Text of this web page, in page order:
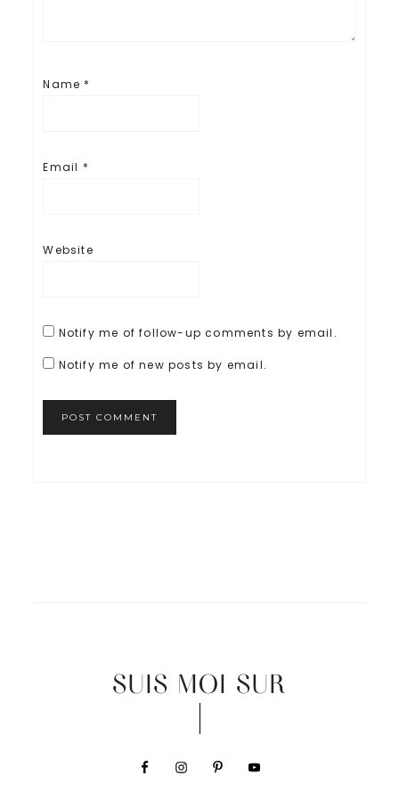
Name *
Email *
Website
Notify me of follow-up comments by email.
Notify me of new posts by email.
SUIS MOI SUR